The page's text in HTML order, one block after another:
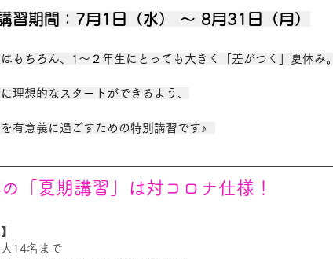
習期間：7月1日（水） ～ 8月31日（月）
もちろん、1～２年生にとっても大きく「差がつく」夏休み。
に理想的なスタートができるよう、
有意義に過ごすための特別講習です♪
「夏期講習」は対コロナ仕様！
】
大14名まで